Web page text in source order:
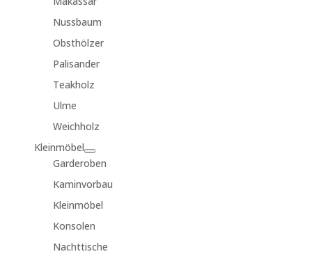
Nussbaum
Obsthölzer
Palisander
Teakholz
Ulme
Weichholz
Kleinmöbel
Garderoben
Kaminvorbau
Kleinmöbel
Konsolen
Nachttische